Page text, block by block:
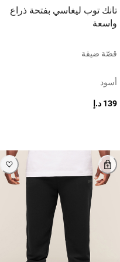
تانك توب ليغاسي بفتحة ذراع
واسعة
قصّة ضيقة
أسود
139 د.إ